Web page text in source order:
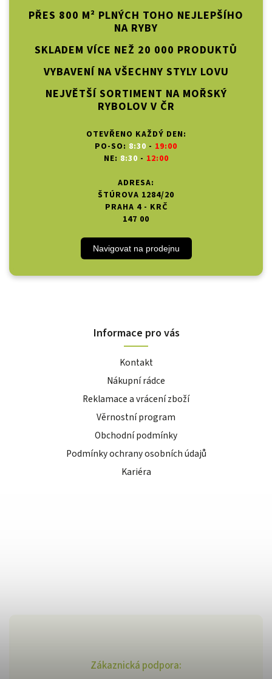
Zákaznická podpora:
PŘES 800 M² PLNÝCH TOHO NEJLEPŠÍHO
NA RYBY
SKLADEM VÍCE NEŽ 20 000 PRODUKTŮ
VYBAVENÍ NA VŠECHNY STYLY LOVU
NEJVĚTŠÍ SORTIMENT NA MOŘSKÝ
RYBOLOV V ČR
OTEVŘENO KAŽDÝ DEN:
PO-SO: 8:30 - 19:00
NE: 8:30 - 12:00
ADRESA:
ŠTÚROVA 1284/20
PRAHA 4 - KRČ
147 00
Navigovat na prodejnu
Informace pro vás
Kontakt
Nákupní rádce
Reklamace a vrácení zboží
Věrnostní program
Obchodní podmínky
Podmínky ochrany osobních údajů
Kariéra